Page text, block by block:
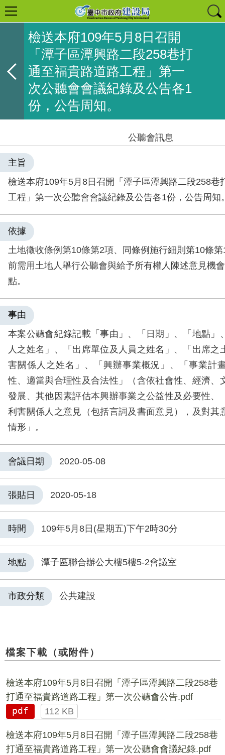
檢送本府109年5月8日召開
「潭子區潭興路二段258巷打
通至福貴路道路工程」第一
次公聽會會議紀錄及公告各1
份，公告周知。
公聽會訊息
主旨
檢送本府109年5月8日召開「潭子區潭興路二段258巷
工程」第一次公聽會會議紀錄及公告各1份，公告周知
依據
土地徵收條例第10條第2項、同條例施行細則第10條
前需用土地人舉行公聽會與給予所有權人陳述意見機
點。
事由
本案公聽會紀錄記載「事由」、「日期」、「地點」
人之姓名」、「出席單位及人員之姓名」、「出席之
害關係人之姓名」、「興辦事業概況」、「事業計
性、適當與合理性及合法性」（含依社會性、經濟、
發展、其他因素評估本興辦事業之公益性及必要性、
利害關係人之意見（包括言詞及書面意見），及對其
情形」。
會議日期 2020-05-08
張貼日 2020-05-18
時間 109年5月8日(星期五)下午2時30分
地點 潭子區聯合辦公大樓5樓5-2會議室
市政分類 公共建設
檔案下載（或附件）
檢送本府109年5月8日召開「潭子區潭興路二段258巷
打通至福貴路道路工程」第一次公聽會公告.pdf
pdf
112 KB
檢送本府109年5月8日召開「潭子區潭興路二段258巷
打通至福貴路道路工程」第一次公聽會會議紀錄.pdf